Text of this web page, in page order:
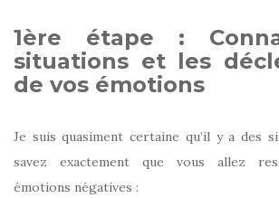
1ère étape :
situations et les
de vos émotions
Je suis quasiment certaine qu’il y a des
savez exactement que vous allez
émotions négatives :